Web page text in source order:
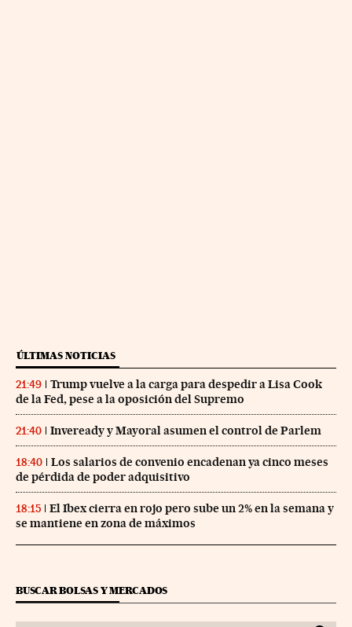
ÚLTIMAS NOTICIAS
21:49
Trump vuelve a la carga para despedir a Lisa Cook
de la Fed, pese a la oposición del Supremo
21:40 Inveready y Mayoral asumen el control de Parlem
18:40
Los salarios de convenio encadenan ya cinco meses
de pérdida de poder adquisitivo
18:15
El Ibex cierra en rojo pero sube un 2% en la semana y
se mantiene en zona de máximos
BUSCAR BOLSAS Y MERCADOS